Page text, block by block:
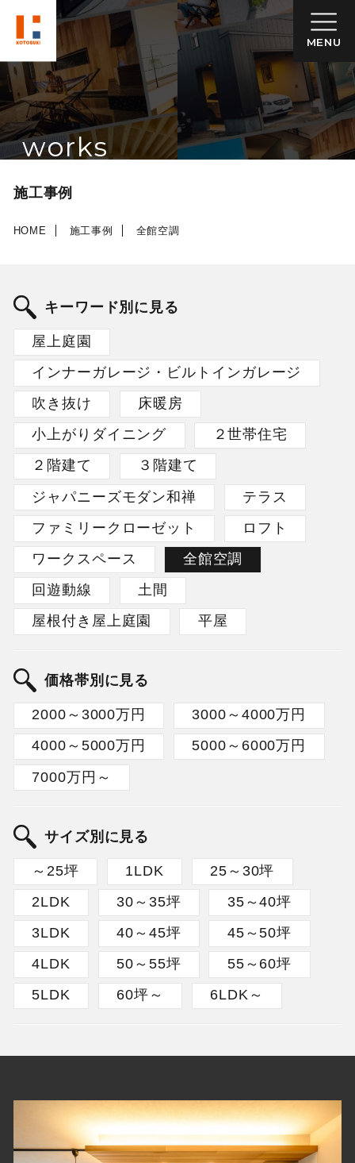
MENU
works
施工事例
HOME 施工事例 全館空調
キーワード別に見る
屋上庭園
インナーガレージ・ビルトインガレージ
吹き抜け
床暖房
小上がりダイニング
２世帯住宅
２階建て
３階建て
ジャパニーズモダン和禅
テラス
ファミリークローゼット
ロフト
ワークスペース
全館空調
回遊動線
土間
屋根付き屋上庭園
平屋
価格帯別に見る
2000～3000万円
3000～4000万円
4000～5000万円
5000～6000万円
7000万円～
サイズ別に見る
～25坪 1LDK
25～30坪
2LDK
30～35坪
35～40坪
3LDK
40～45坪
45～50坪
4LDK
50～55坪
55～60坪
5LDK
60坪～ 6LDK～